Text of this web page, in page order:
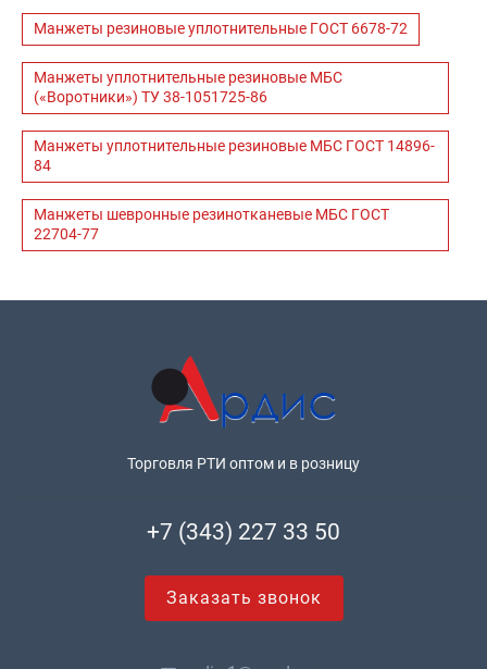
Манжеты резиновые уплотнительные ГОСТ 6678-72
Манжеты уплотнительные резиновые МБС
(«Воротники») ТУ 38-1051725-86
Манжеты уплотнительные резиновые МБС ГОСТ 14896-
84
Манжеты шевронные резинотканевые МБС ГОСТ
22704-77
Торговля РТИ оптом и в розницу
+7 (343) 227 33 50
Заказать звонок